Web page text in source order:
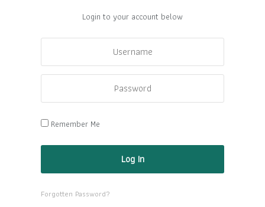
Login to your account below
Remember Me
Forgotten Password?